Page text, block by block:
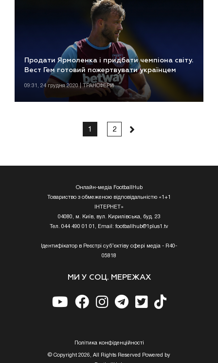
Продати Ярмоленка і придбати чемпіона світу.
Вест Гем готовий пожертвувати українцем
09:31, 24 грудня 2020 | ТРАНСФЕРИ
1 2
Онлайн-медіа FootballHub
Товариство з обмеженою відповідальністю «1+1
ІНТЕРНЕТ»
04080, м. Київ, вул. Кирилівська, буд. 23
Тел. 044 490 01 01, Email: footballhub@1plus1.tv
Ідентифікатор в Реєстрі суб’єктіву сфері медіа - R40-
05818
МИ У СОЦ. МЕРЕЖАХ
Полiтика конфiденцiйностi
© Copyright 2026, All Rights Reserved Powered by